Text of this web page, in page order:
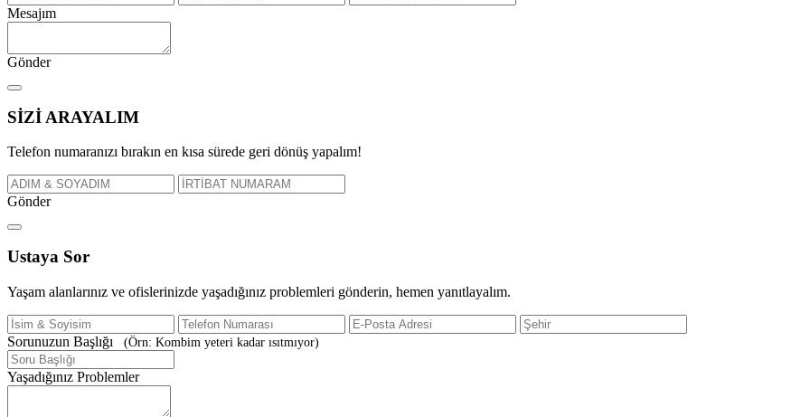
Mesajım
Gönder
SİZİ ARAYALIM
Telefon numaranızı bırakın en kısa sürede geri dönüş yapalım!
Gönder
Ustaya Sor
Yaşam alanlarınız ve ofislerinizde yaşadığınız problemleri gönderin, hemen yanıtlayalım.
Sorunuzun Başlığı (Örn: Kombim yeteri kadar ısıtmıyor)
Yaşadığınız Problemler